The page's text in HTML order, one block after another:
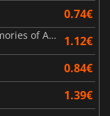
0.74€
My Summer Adventure Memories of Another Life 1.12€
0.84€
1.39€